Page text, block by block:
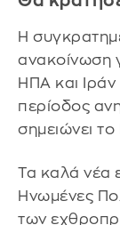
Η
ανακοίνωση
ΗΠΑ και Ιράν
περίοδος
σημειώνει το
Τα καλά νέα
Ηνωμένες
των